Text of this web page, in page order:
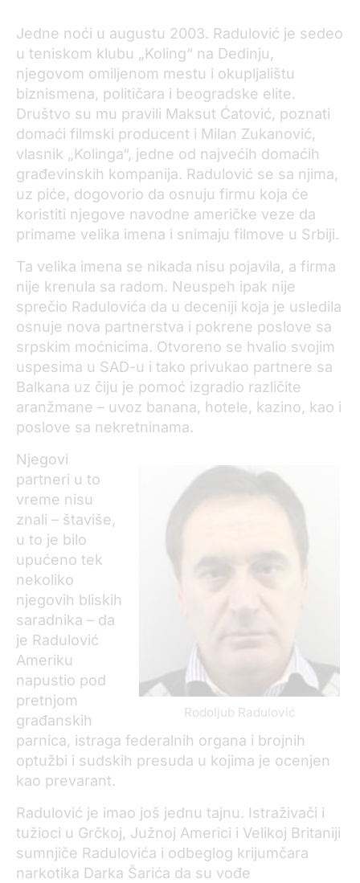
Jedne noći u augustu 2003. Radulović je sedeo
u teniskom klubu „Koling“ na Dedinju,
njegovom omiljenom mestu i okupljalištu
biznismena, političara i beogradske elite.
Društvo su mu pravili Maksut Ćatović, poznati
domaći filmski producent i Milan Zukanović,
vlasnik „Kolinga“, jedne od najvećih domaćih
građevinskih kompanija. Radulović se sa njima,
uz piće, dogovorio da osnuju firmu koja će
koristiti njegove navodne američke veze da
primame velika imena i snimaju filmove u Srbiji.
Ta velika imena se nikada nisu pojavila, a firma
nije krenula sa radom. Neuspeh ipak nije
sprečio Radulovića da u deceniji koja je usledila
osnuje nova partnerstva i pokrene poslove sa
srpskim moćnicima. Otvoreno se hvalio svojim
uspesima u SAD-u i tako privukao partnere sa
Balkana uz čiju je pomoć izgradio različite
aranžmane – uvoz banana, hotele, kazino, kao i
poslove sa nekretninama.
Rodoljub Radulović
Njegovi
partneri u to
vreme nisu
znali – štaviše,
u to je bilo
upućeno tek
nekoliko
njegovih bliskih
saradnika – da
je Radulović
Ameriku
napustio pod
pretnjom
građanskih
parnica, istraga federalnih organa i brojnih
optužbi i sudskih presuda u kojima je ocenjen
kao prevarant.
Radulović je imao još jednu tajnu. Istraživači i
tužioci u Grčkoj, Južnoj Americi i Velikoj Britaniji
sumnjiče Radulovića i odbeglog krijumčara
narkotika Darka Šarića da su vođe